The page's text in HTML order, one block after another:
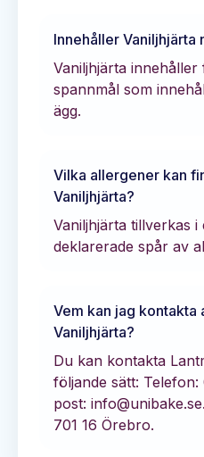
Innehåller Vaniljhjärta
Vaniljhjärta
spannmål som
ägg.
Vilka allergener kan
Vaniljhjärta?
Vaniljhjärta tillverkas i
deklarerade spår av
Vem kan jag kontakta
Vaniljhjärta?
Du kan kontakta
följande sätt: Telefon:
post: info@unibake.se.
701 16 Örebro.